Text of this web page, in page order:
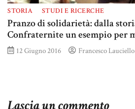
STORIA STUDI E RICERCHE
Pranzo di solidarietà: dalla
Confraternite un esempio per
12 Giugno 2016 Francesco Lauciello
Lascia un commento